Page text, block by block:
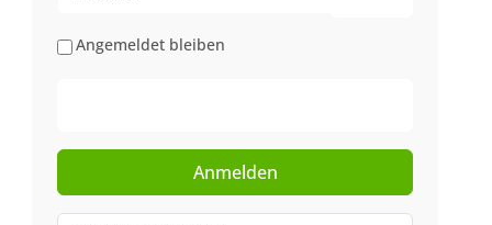
Angemeldet bleiben
Anmelden